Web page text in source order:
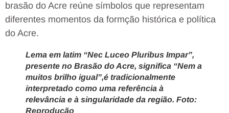
brasão do Acre reúne símbolos que representam
diferentes momentos da formção histórica e política
do Acre.
Lema em latim “Nec Luceo Pluribus Impar”,
presente no Brasão do Acre, significa “Nem a
muitos brilho igual”,é tradicionalmente
interpretado como uma referência à
relevância e à singularidade da região. Foto:
Reprodução